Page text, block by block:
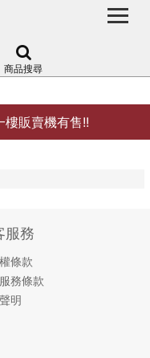
販賣機有售!!
商品搜尋
服務
條款
務條款
明